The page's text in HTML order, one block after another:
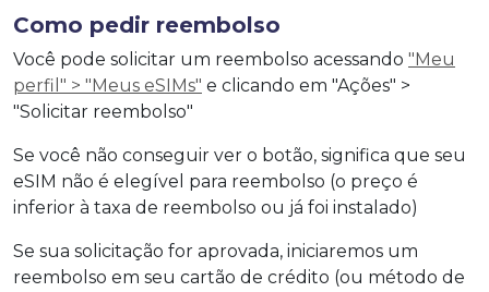
Como pedir reembolso
Você pode solicitar um reembolso acessando "Meu
perfil" > "Meus eSIMs" e clicando em "Ações" >
"Solicitar reembolso"
Se você não conseguir ver o botão, significa que seu
eSIM não é elegível para reembolso (o preço é
inferior à taxa de reembolso ou já foi instalado)
Se sua solicitação for aprovada, iniciaremos um
reembolso em seu cartão de crédito (ou método de